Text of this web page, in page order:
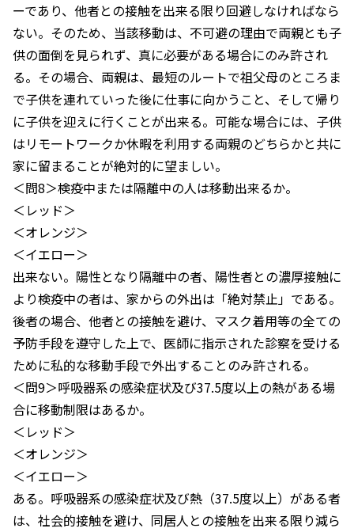
ーであり、他者との接触を出来る限り回避しなければなら
ない。そのため、当該移動は、不可避の理由で両親とも子
供の面倒を見られず、真に必要がある場合にのみ許され
る。その場合、両親は、最短のルートで祖父母のところま
で子供を連れていった後に仕事に向かうこと、そして帰り
に子供を迎えに行くことが出来る。可能な場合には、子供
はリモートワークか休暇を利用する両親のどちらかと共に
家に留まることが絶対的に望ましい。
＜問8＞検疫中または隔離中の人は移動出来るか。
＜レッド＞
＜オレンジ＞
＜イエロー＞
出来ない。陽性となり隔離中の者、陽性者との濃厚接触に
より検疫中の者は、家からの外出は「絶対禁止」である。
後者の場合、他者との接触を避け、マスク着用等の全ての
予防手段を遵守した上で、医師に指示された診察を受ける
ために私的な移動手段で外出することのみ許される。
＜問9＞呼吸器系の感染症状及び37.5度以上の熱がある場
合に移動制限はあるか。
＜レッド＞
＜オレンジ＞
＜イエロー＞
ある。呼吸器系の感染症状及び熱（37.5度以上）がある者
は、社会的接触を避け、同居人との接触を出来る限り減ら